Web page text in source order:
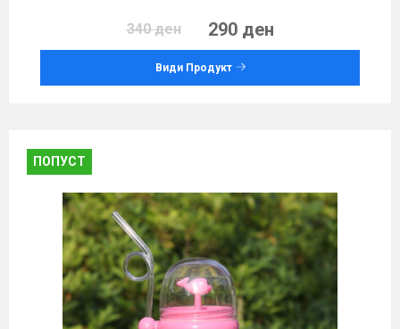
340 ден 290 ден
Види Продукт
ПОПУСТ